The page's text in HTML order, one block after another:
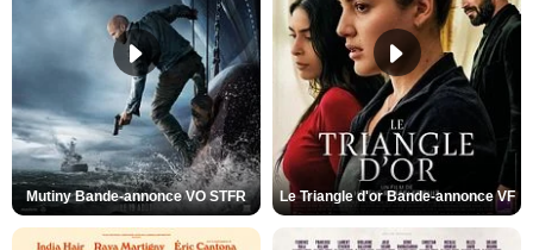
Mutiny Bande-annonce VO STFR Le Triangle d'or Bande-annonce VF